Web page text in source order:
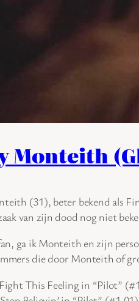
Monteith
(31), beter bekend als
van zijn dood nog niet
ga ik Monteith en zijn
die door Monteith of
This Feeling in “Pilot”